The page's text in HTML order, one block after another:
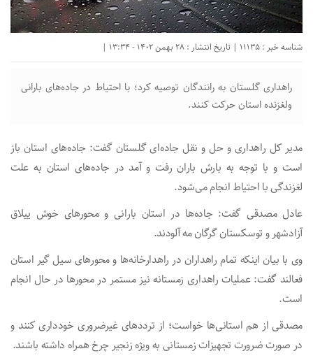
شناسه خبر : 11135 | تاریخ انتشار : 28 بهمن 1402 - 13:34 |
راهداری گلستان به رانندگان توصیه کرد؛ با احتیاط در جاده‌های بارانی
ولغزنده استان حرکت کنند.
مدیر کل راهداری و حل و نقل جاده‌ای گلستان گفت: جاده‌های استان باز
است و با توجه به بارش باران رفت و آمد در جاده‌های استان به علت
لغزندگی با احتیاط انجام می‌شود.
عادل مصدقی گفت: جاده‌ها در استان بارانی و محور‌های خوش ییلاق
آزادشهر و توسکستان گرگان مه آلودند.
وی با بیان اینکه تمام راهداران در راهدارخانه‌ها و محور‌های سیل گیر استان
فعالند گفت: عملیات راهداری زمستانه نیز مستمر در محور‌ها در حال انجام
است.
مصدقی از هم استانی‌ها خواست؛ از تردد‌های غیرضروری خودداری کنند و
در صورت ضرورت تجهیزات زمستانی به ویژه زنجیر چرخ همراه داشته باشند.